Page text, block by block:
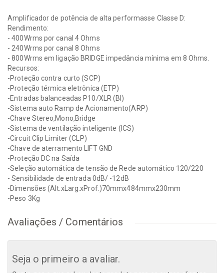
Amplificador de potência de alta performasse Classe D:
Rendimento:
- 400Wrms por canal 4 Ohms
- 240Wrms por canal 8 Ohms
- 800Wrms em ligação BRIDGE impedância mínima em 8 Ohms.
Recursos:
-Proteção contra curto (SCP)
-Proteção térmica eletrônica (ETP)
-Entradas balanceadas P10/XLR (Bl)
-Sistema auto Ramp de Acionamento(ARP)
-Chave Stereo,Mono,Bridge
-Sistema de ventilação inteligente (ICS)
-Circuit Clip Limiter (CLP)
-Chave de aterramento LIFT GND
-Proteção DC na Saída
-Seleção automática de tensão de Rede automático 120/220
- Sensibilidade de entrada 0dB/ -12dB
-Dimensões (Alt.xLarg.xProf.)70mmx484mmx230mm
-Peso 3Kg
Avaliações / Comentários
Seja o primeiro a avaliar.